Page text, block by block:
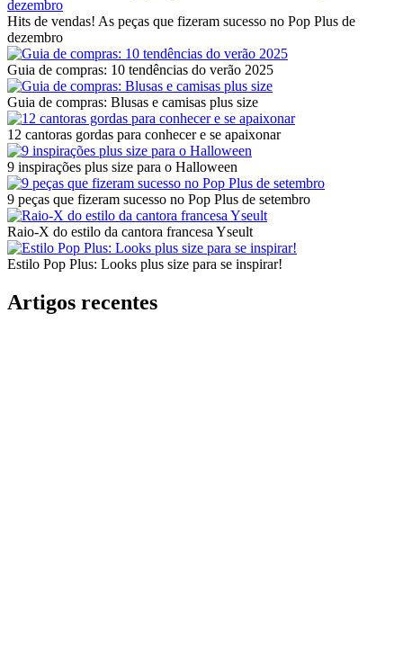
Hits de vendas! As peças que fizeram sucesso no Pop Plus de
dezembro
Guia de compras: 10 tendências do verão 2025
Guia de compras: Blusas e camisas plus size
12 cantoras gordas para conhecer e se apaixonar
9 inspirações plus size para o Halloween
9 peças que fizeram sucesso no Pop Plus de setembro
Raio-X do estilo da cantora francesa Yseult
Estilo Pop Plus: Looks plus size para se inspirar!
Artigos recentes